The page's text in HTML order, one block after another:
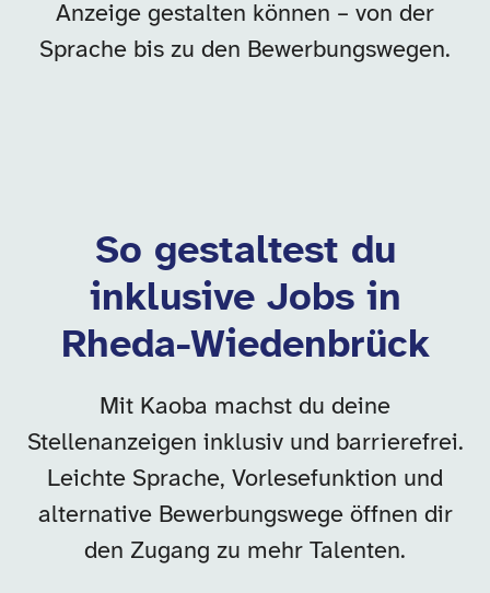
Anzeige gestalten können – von der
Sprache bis zu den Bewerbungswegen.
So gestaltest du
inklusive Jobs in
Rheda-Wiedenbrück
Mit Kaoba machst du deine
Stellenanzeigen inklusiv und barrierefrei.
Leichte Sprache, Vorlesefunktion und
alternative Bewerbungswege öffnen dir
den Zugang zu mehr Talenten.